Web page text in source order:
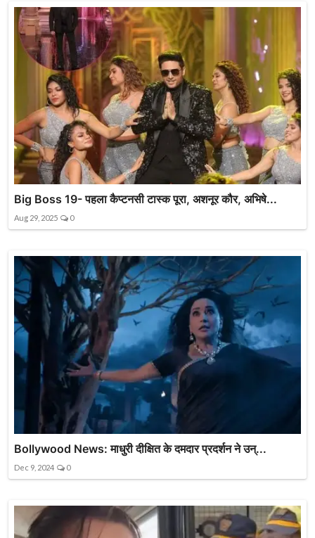
Big Boss 19- पहला कैप्टनसी टास्क पूरा, अशनूर कौर, अभिषे...
Aug 29, 2025 0
Bollywood News: माधुरी दीक्षित के दमदार प्रदर्शन ने उन्...
Dec 9, 2024 0